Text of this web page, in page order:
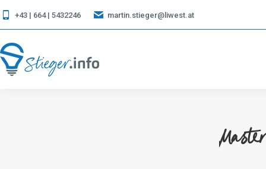
+43 | 664 | 5432246 martin.stieger@liwest.at